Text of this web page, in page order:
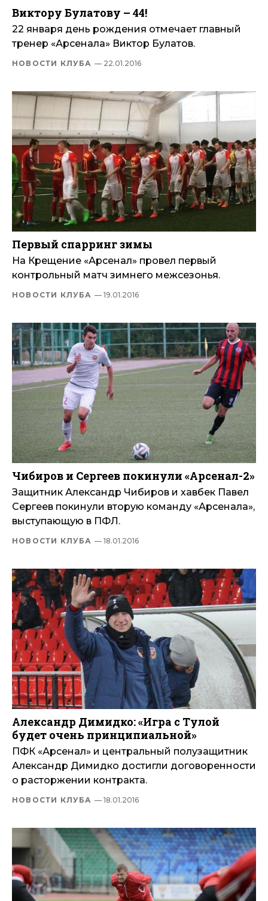
Виктору Булатову – 44!
22 января день рождения отмечает главный
тренер «Арсенала» Виктор Булатов.
НОВОСТИ КЛУБА — 22.01.2016
Первый спарринг зимы
На Крещение «Арсенал» провел первый
контрольный матч зимнего межсезонья.
НОВОСТИ КЛУБА — 19.01.2016
Чибиров и Сергеев покинули «Арсенал-2»
Защитник Александр Чибиров и хавбек Павел
Сергеев покинули вторую команду «Арсенала»,
выступающую в ПФЛ.
НОВОСТИ КЛУБА — 18.01.2016
Александр Димидко: «Игра с Тулой
будет очень принципиальной»
ПФК «Арсенал» и центральный полузащитник
Александр Димидко достигли договоренности
о расторжении контракта.
НОВОСТИ КЛУБА — 18.01.2016